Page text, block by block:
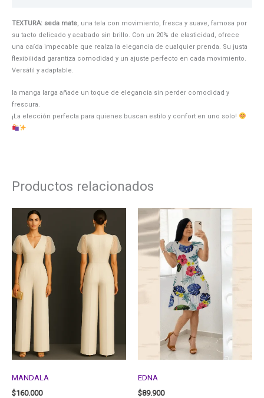
TEXTURA: seda mate, una tela con movimiento, fresca y suave, famosa por
su tacto delicado y acabado sin brillo. Con un 20% de elasticidad, ofrece
una caída impecable que realza la elegancia de cualquier prenda. Su justa
flexibilidad garantiza comodidad y un ajuste perfecto en cada movimiento.
Versátil y adaptable.
la manga larga añade un toque de elegancia sin perder comodidad y
frescura.
¡La elección perfecta para quienes buscan estilo y confort en uno solo!
Productos relacionados
MANDALA
$160.000
EDNA
$89.900